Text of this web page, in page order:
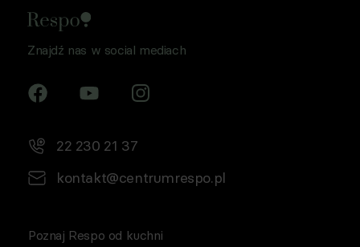
Znajdź nas w social mediach
22 230 21 37
kontakt@centrumrespo.pl
Poznaj Respo od kuchni